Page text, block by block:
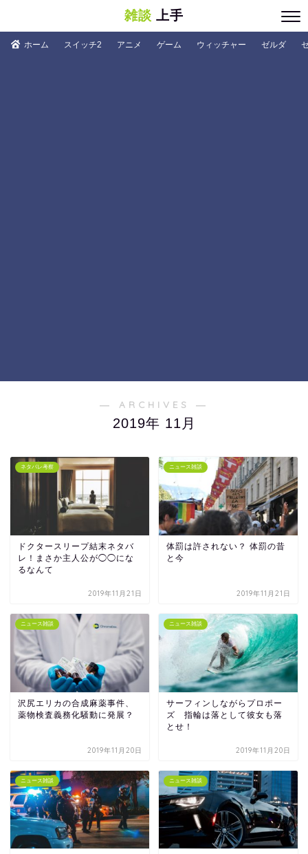
雑談 上手
ホーム スイッチ2 アニメ ゲーム ウィッチャー ゼルダ
― ARCHIVES ―
2019年 11月
ネタバレ考察
ドクタースリープ結末ネタバ
レ！まさか主人公が◯◯にな
るなんて
2019年11月21日
ニュース雑談
体罰は許されない？ 体罰の昔
と今
2019年11月21日
ニュース雑談
沢尻エリカの合成麻薬事件、
薬物検査義務化騒動に発展？
2019年11月20日
ニュース雑談
サーフィンしながらプロポー
ズ 指輪は落として彼女も落
とせ！
2019年11月20日
ニュース雑談 ニュース雑談